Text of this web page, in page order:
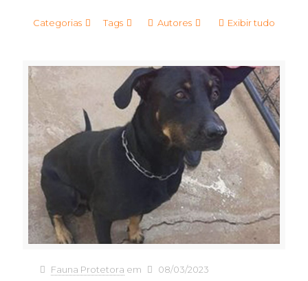
Categorias Tags Autores Exibir tudo
Fauna Protetora em 08/03/2023